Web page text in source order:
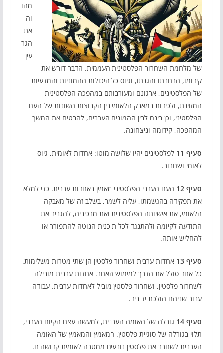
מהו
וה
את
הגר
עין
של מלחמת השחרור הפלסטינית העממית. הדבר דורש את
קידומו, הרחבתו והגנתו, וגיוס כל היכולות ההמוניות והמדעיות
של הפלסטינים, ארגונם ומעורבותם במהפכה הפלסטינית
המזוינת, ולכידות במאבק הלאומי בין הקבוצות השונות של העם
הפלסטיני, וכן בינם לבין ההמונים הערבים, להבטיח את המשך
המהפכה, קידומה וניצחונה.
סעיף 11
לפלסטינים יהיו שלושה מוטו: אחדות לאומית, גיוס
לאומי ושחרור.
סעיף 12
העם הערבי הפלסטיני מאמין באחדות ערבית. כדי למלא
את תפקידה בהגשמתו, עליה לשמר, בשלב זה של מאבקה
הלאומי, את אישיותה הפלסטינית ואת מרכיביה, להגביר את
התודעה לקיומה ולהתנגד לכל תוכנית הנוטה להתפורר או
להחליש אותה.
סעיף 13
אחדות ערבית ושחרור פלסטין הן שתי מטרות משלימות.
כל אחד סולל את הדרך למימוש האחר. אחדות ערבית מובילה
לשחרור פלסטין, ושחרור פלסטין מוביל לאחדות ערבית. עבודה
עבור שניהם הולכת יד ביד.
סעיף 14
גורלה של האומה הערבית, למעשה עצם הקיום הערבי,
תלוי בגורלה של סוגיית פלסטין. המאמץ והמאמץ של האומה
הערבית לשחרר את פלסטין נובעים ממטרה לאומית קדושה זו.